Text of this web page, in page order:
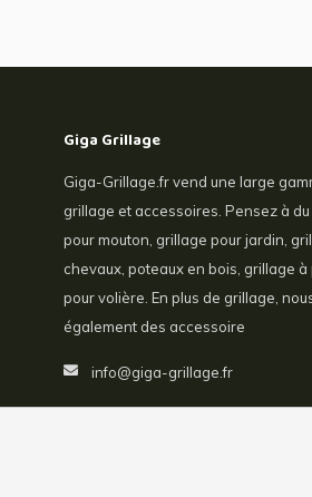
Giga Grillage
Giga-Grillage.fr vend une large
grillage et accessoires. Pensez à
pour mouton, grillage pour jardin,
chevaux, poteaux en bois, grillage à
pour volière. En plus de grillage,
également des accessoire
info@giga-grillage.fr